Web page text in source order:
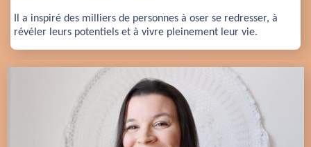
Il a inspiré des milliers de personnes à oser se redresser, à
révéler leurs potentiels et à vivre pleinement leur vie.